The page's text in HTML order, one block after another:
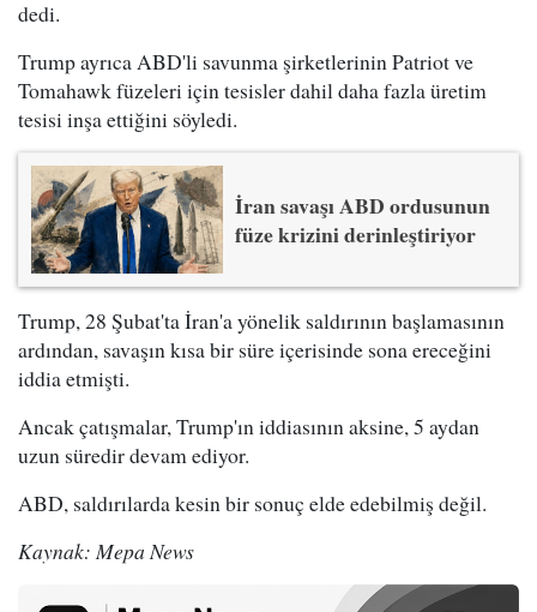
dedi.
Trump ayrıca ABD'li savunma şirketlerinin Patriot ve
Tomahawk füzeleri için tesisler dahil daha fazla üretim
tesisi inşa ettiğini söyledi.
İran savaşı ABD ordusunun
füze krizini derinleştiriyor
Trump, 28 Şubat'ta İran'a yönelik saldırının başlamasının
ardından, savaşın kısa bir süre içerisinde sona ereceğini
iddia etmişti.
Ancak çatışmalar, Trump'ın iddiasının aksine, 5 aydan
uzun süredir devam ediyor.
ABD, saldırılarda kesin bir sonuç elde edebilmiş değil.
Kaynak: Mepa News